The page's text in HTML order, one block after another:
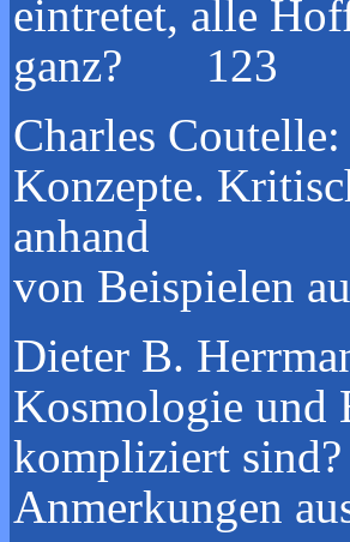
eintretet, alle
ganz? 123
Charles Coutelle:
Konzepte.
anhand
von Beispielen
Dieter B.
Kosmologie und
kompliziert sind?
Anmerkungen